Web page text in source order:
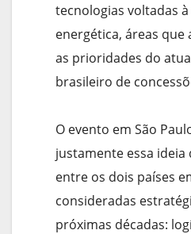
tecnologias voltadas
energética, áreas
as prioridades do
brasileiro de
O evento em São
justamente essa ideia
entre os dois países
consideradas
próximas décadas: